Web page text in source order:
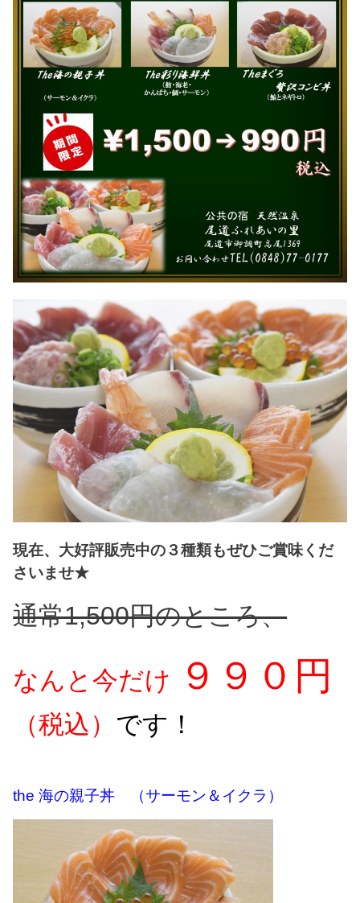
現在、大好評販売中の３種類もぜひご賞味くだ
さいませ★
通常1,500円のところ、
なんと今だけ ９９０円
（税込） です！
the 海の親子丼 （サーモン＆イクラ）